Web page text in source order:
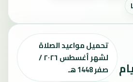
7 أيام
تحميل مواعيد الصلاة
لشهر أغسطس ٢٠٢٦ /
صفر 1448 هـ